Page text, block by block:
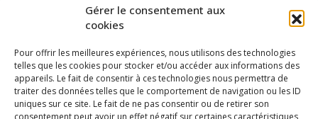
Gérer le consentement aux
cookies
Pour offrir les meilleures expériences, nous utilisons des technologies
telles que les cookies pour stocker et/ou accéder aux informations des
appareils. Le fait de consentir à ces technologies nous permettra de
traiter des données telles que le comportement de navigation ou les ID
uniques sur ce site. Le fait de ne pas consentir ou de retirer son
consentement peut avoir un effet négatif sur certaines caractéristiques
EMAIL:
contact@piecesauto-
accessoires.com
JOURS/HEURES DE
TRAVAIL:
Ouverte 10 AM
sans frais
Paiement sécurisé
payer sans soucis